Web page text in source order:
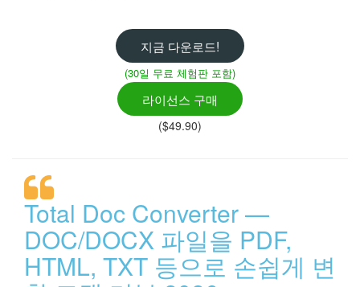
지금 다운로드!
(30일 무료 체험판 포함)
라이선스 구매
($49.90)
Total Doc Converter —
DOC/DOCX 파일을 PDF,
HTML, TXT 등으로 손쉽게 변